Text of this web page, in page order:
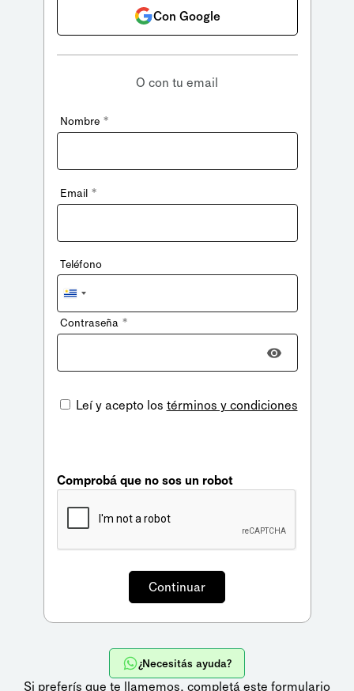
Con Google
O con tu email
Nombre *
Email *
Teléfono
Uruguay
+598
Contraseña *
Leí y acepto los términos y condiciones
Comprobá que no sos un robot
¿Necesitás ayuda?
Si preferís que te llamemos, completá este formulario